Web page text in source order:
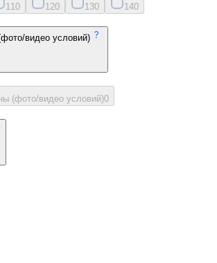
11 0 120 130 140
видео условий)
(фото/видео условий)0